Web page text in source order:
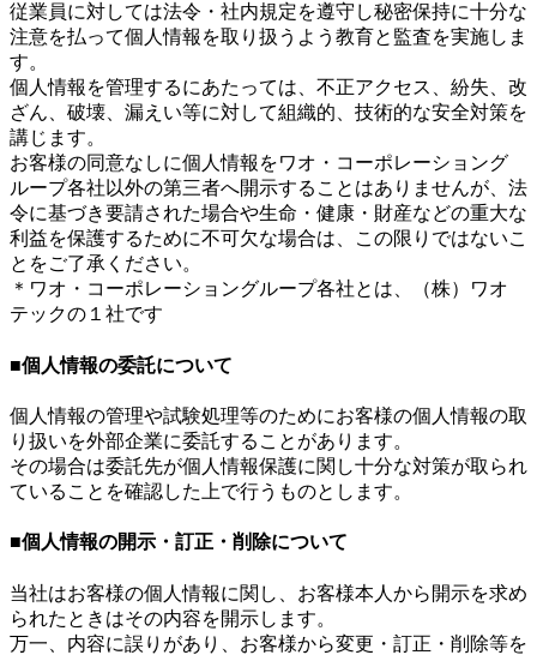
従業員に対しては法令・社内規定を遵守し秘密保持に十分な
注意を払って個人情報を取り扱うよう教育と監査を実施しま
す。
個人情報を管理するにあたっては、不正アクセス、紛失、改
ざん、破壊、漏えい等に対して組織的、技術的な安全対策を
講じます。
お客様の同意なしに個人情報をワオ・コーポレーショング
ループ各社以外の第三者へ開示することはありませんが、法
令に基づき要請された場合や生命・健康・財産などの重大な
利益を保護するために不可欠な場合は、この限りではないこ
とをご了承ください。
＊ワオ・コーポレーショングループ各社とは、（株）ワオ
テックの１社です
■個人情報の委託について
個人情報の管理や試験処理等のためにお客様の個人情報の取
り扱いを外部企業に委託することがあります。
その場合は委託先が個人情報保護に関し十分な対策が取られ
ていることを確認した上で行うものとします。
■個人情報の開示・訂正・削除について
当社はお客様の個人情報に関し、お客様本人から開示を求め
られたときはその内容を開示します。
万一、内容に誤りがあり、お客様から変更・訂正・削除等を